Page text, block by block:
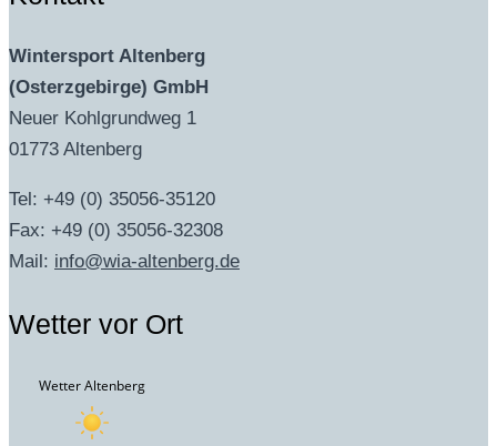
Wintersport Altenberg
(Osterzgebirge) GmbH
Neuer Kohlgrundweg 1
01773 Altenberg
Tel: +49 (0) 35056-35120
Fax: +49 (0) 35056-32308
Mail: info@wia-altenberg.de
Wetter vor Ort
Wetter Altenberg